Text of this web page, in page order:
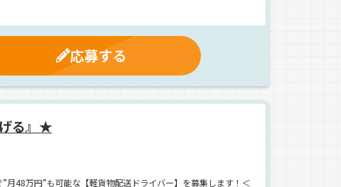
応募する
る』★
月48万円”も可能な【軽貨物配送ドライバー】を募集します！＜